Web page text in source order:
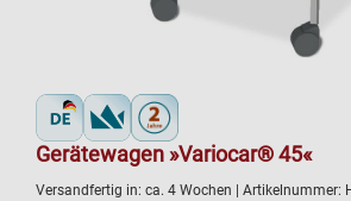
Gerätewagen »Variocar® 45«
Versandfertig in: ca. 4 Wochen | Artikelnummer: